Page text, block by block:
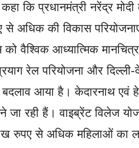
कि प्रधानमंत्री नरेंद्र
से अधिक की विकास
वैश्विक आध्यात्मिक
रेल परियोजना और दिल्ली-
बदलाव आया है। केदारनाथ एवं
जा रही हैं। वाइब्रेंट विलेज
रुपए से अधिक महिलाओं का